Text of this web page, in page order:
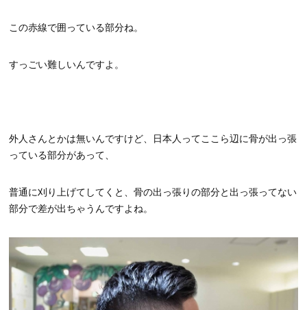
この赤線で囲っている部分ね。
すっごい難しいんですよ。
外人さんとかは無いんですけど、日本人ってここら辺に骨が出っ張
っている部分があって、
普通に刈り上げてしてくと、骨の出っ張りの部分と出っ張ってない
部分で差が出ちゃうんですよね。